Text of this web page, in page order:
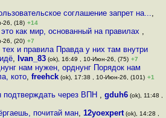
соглашение запрет на...,
26, (18) +14
как мир, основанный на правилах ,
26, (20) +7
и правила Правда у них там внутри
, Ivan_83(ok), 16:49 , 10-Июн-26, (75) +7
нам нужен, орднунг Порядок нам
кото,freehck (ok), 17:38 , 10-Июн-26, (101) +1
подтверждать через ВПН ,gduh6 (ok), 11:48 ,
почитай ман, 12yoexpert(ok), 14:28 ,